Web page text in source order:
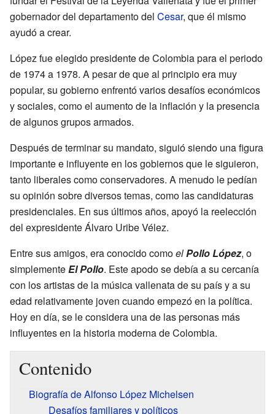
gobernador del departamento del Cesar, que él mismo
ayudó a crear.
López fue elegido presidente de Colombia para el periodo
de 1974 a 1978. A pesar de que al principio era muy
popular, su gobierno enfrentó varios desafíos económicos
y sociales, como el aumento de la inflación y la presencia
de algunos grupos armados.
Después de terminar su mandato, siguió siendo una figura
importante e influyente en los gobiernos que le siguieron,
tanto liberales como conservadores. A menudo le pedían
su opinión sobre diversos temas, como las candidaturas
presidenciales. En sus últimos años, apoyó la reelección
del expresidente Álvaro Uribe Vélez.
Entre sus amigos, era conocido comoelPollo López, o
simplementeEl Pollo. Este apodo se debía a su cercanía
con los artistas de la música vallenata de su país y a su
edad relativamente joven cuando empezó en la política.
Hoy en día, se le considera una de las personas más
influyentes en la historia moderna de Colombia.
Contenido
Biografía de Alfonso López Michelsen
Desafíos familiares y políticos